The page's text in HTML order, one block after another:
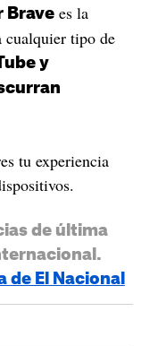
Bravees la
cualquier tipo de
y
tu experiencia
de última
de El Nacional